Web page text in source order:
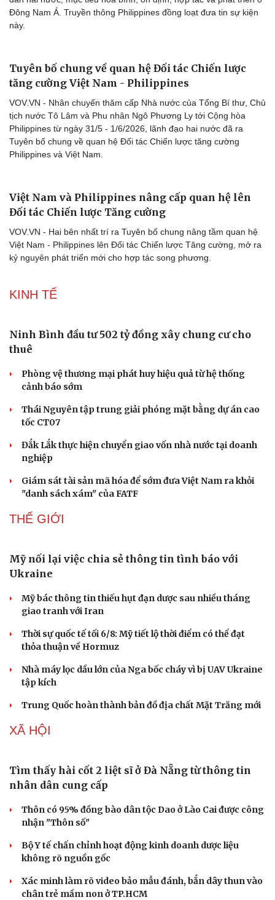
Doanh nghiệp
Doanh nghiệp 24h
Doanh nhân
Công nghệ
Đông Nam Á. Truyền thông Philippines đồng loạt đưa tin sự kiện
này.
Tuyên bố chung về quan hệ Đối tác Chiến lược
tăng cường Việt Nam - Philippines
VOV.VN - Nhân chuyến thăm cấp Nhà nước của Tổng Bí thư, Chủ
tịch nước Tô Lâm và Phu nhân Ngô Phương Ly tới Cộng hòa
Philippines từ ngày 31/5 - 1/6/2026, lãnh đạo hai nước đã ra
Tuyên bố chung về quan hệ Đối tác Chiến lược tăng cường
Philippines và Việt Nam.
Việt Nam và Philippines nâng cấp quan hệ lên
Đối tác Chiến lược Tăng cường
VOV.VN - Hai bên nhất trí ra Tuyên bố chung nâng tầm quan hệ
Việt Nam - Philippines lên Đối tác Chiến lược Tăng cường, mở ra
kỷ nguyên phát triển mới cho hợp tác song phương.
KINH TẾ
Ninh Bình đầu tư 502 tỷ đồng xây chung cư cho
thuê
Phòng vệ thương mại phát huy hiệu quả từ hệ thống
cảnh báo sớm
Thái Nguyên tập trung giải phóng mặt bằng dự án cao
tốc CT07
Đắk Lắk thực hiện chuyển giao vốn nhà nước tại doanh
nghiệp
Giám sát tài sản mã hóa để sớm đưa Việt Nam ra khỏi
"danh sách xám" của FATF
THẾ GIỚI
Mỹ nối lại việc chia sẻ thông tin tình báo với
Ukraine
Mỹ bác thông tin thiếu hụt đạn dược sau nhiều tháng
giao tranh với Iran
Thời sự quốc tế tối 6/8: Mỹ tiết lộ thời điểm có thể đạt
thỏa thuận về Hormuz
Nhà máy lọc dầu lớn của Nga bốc cháy vì bị UAV Ukraine
tập kích
Trung Quốc hoàn thành bản đồ địa chất Mặt Trăng mới
XÃ HỘI
Tìm thấy hài cốt 2 liệt sĩ ở Đà Nẵng từ thông tin
nhân dân cung cấp
Thôn có 95% đồng bào dân tộc Dao ở Lào Cai được công
nhận "Thôn số"
Bộ Y tế chấn chỉnh hoạt động kinh doanh dược liệu
không rõ nguồn gốc
Xác minh làm rõ video bảo mẫu đánh, bắn dây thun vào
chân trẻ mầm non ở TP.HCM